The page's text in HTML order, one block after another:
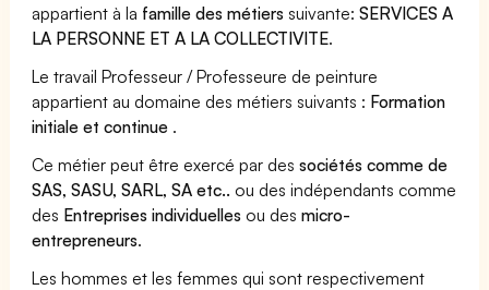
appartient à la famille des métiers suivante:SERVICES A
LA PERSONNE ET A LA COLLECTIVITE.
Le travail Professeur / Professeure de peinture
appartient au domaine des métiers suivants : Formation
initiale et continue .
Ce métier peut être exercé par dessociétés comme de
SAS, SASU, SARL, SA etc.. ou des indépendants comme
des Entreprises individuelles ou desmicro-
entrepreneurs.
Les hommes et les femmes qui sont respectivement